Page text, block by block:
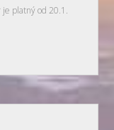
je platný od 20.1.